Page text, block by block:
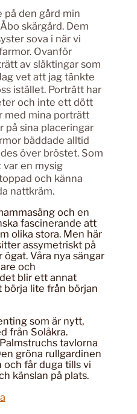
på den gård min
skärgård. Dem
sova i när vi
Ovanför
av släktingar som
vet att jag tänkte
istället. Porträtt har
och inte ett dött
med mina porträtt
på sina placeringar
bäddade alltid
över bröstet. Som
en mysig
och känna
nattkräm.
och en
fascinerande att
olika stora. Men här
assymetriskt på
Våra nya sängar
och
blir ett annat
börja lite från början
som är nytt,
från Solåkra.
tavlorna
gröna rullgardinen
får duga tills vi
känslan på plats.